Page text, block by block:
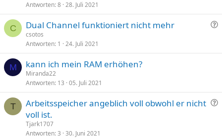
e
Antworten 8 28. Juli 2021
C
F
g
Dual Channel funktioniert nicht mehr
csotos
Antworten 1 24. Juli 2021
M kann ich mein RAM erhöhen?
Miranda22
Antworten 13 05. Juli 2021
T
F
Arbeitsspeicher angeblich voll obwohl er nicht
voll ist.
Tjark1707
Antworten 3 30. Juni 2021